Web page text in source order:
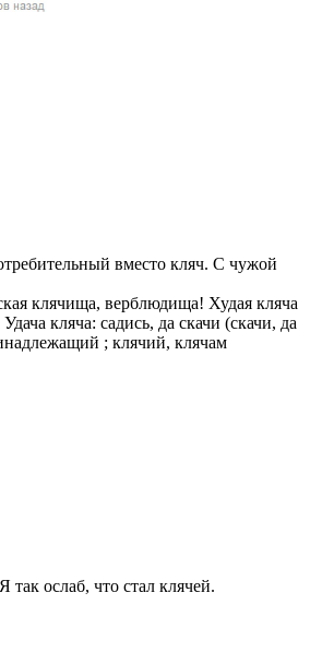
вместо кляч. С чужой
клячища, верблюдища! Худая кляча
кляча: садись, да скачи (скачи, да
; клячий, клячам
ослаб, что стал клячей.